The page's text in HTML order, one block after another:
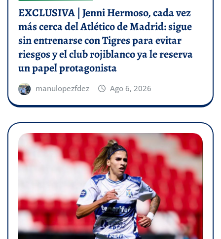
EXCLUSIVA | Jenni Hermoso, cada vez
más cerca del Atlético de Madrid: sigue
sin entrenarse con Tigres para evitar
riesgos y el club rojiblanco ya le reserva
un papel protagonista
manulopezfdez Ago 6, 2026